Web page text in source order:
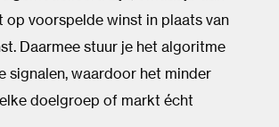
op voorspelde winst in plaats van
Daarmee stuur je het algoritme
signalen, waardoor het minder
doelgroep of markt écht